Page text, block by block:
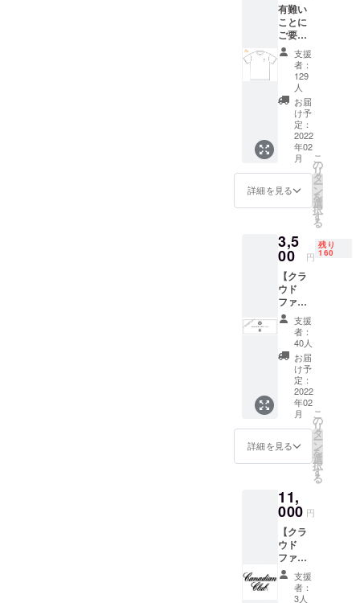
有難い
ことに
ご要望
を頂き
ました
ので、
追加分
は受注
生産と
し受付
開始致
しまし
た！
【クラ
ウド
定】
しゃぶ
しゃぶ
藤オリ
ジナルT
シャツ
サイズ
はM・
L・LLか
らご選
択下さ
いま
せ。 ※
デザイ
ンは変
更にな
る場合
支援
者：
129
人
お届
け予
定：
2022
年02
月
詳細を見る
こ
の
リ
タ
ー
ン
を
選
択
す
る
3,5
00 円
残り
160
【クラ
ウド
ファン
ディン
グ限
定】
しゃぶ
しゃぶ
藤オリ
ジナル
フェイ
スタオ
ル
（340m
m×850
mmサ
定） ※
デザイ
ンは変
更にな
る場合
がござ
いま
す。
支援
者：
40人
お届
け予
定：
2022
年02
月
詳細を見る
こ
の
リ
タ
ー
ン
を
選
択
す
る
11,
000 円
【クラ
ウド
ファン
ディン
グ限
定】
支援
者：
3人